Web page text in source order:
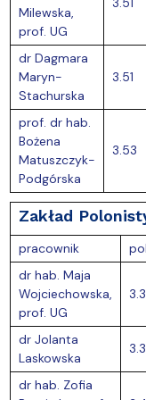
Milewska,
prof. UG
dr Dagmara
Maryn-
Stachurska
3.51
prof. dr hab.
Bożena
Matuszczyk-
Podgórska
3.53
Zakład
pracownik
dr hab. Maja
Wojciechowska,
prof. UG
dr Jolanta
Laskowska
dr hab. Zofia